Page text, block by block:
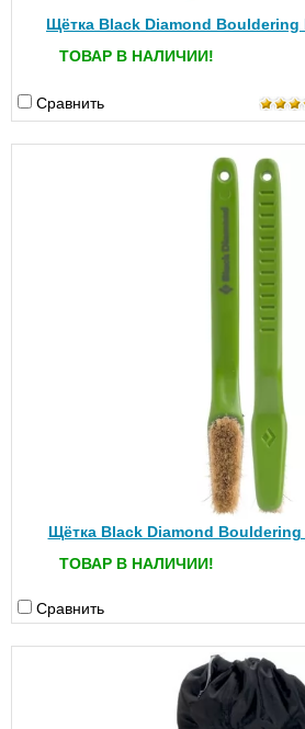
Щётка Black Diamond Bouldering
ТОВАР В НАЛИЧИИ!
Сравнить
Щётка Black Diamond Bouldering
ТОВАР В НАЛИЧИИ!
Сравнить